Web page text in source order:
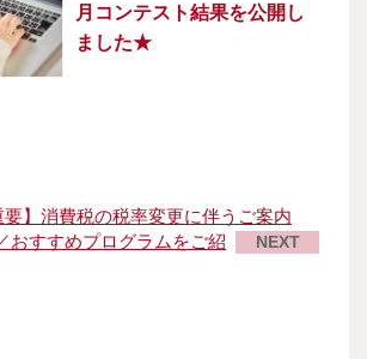
月コンテスト結果を公開し
ました★
要】消費税の税率変更に伴うご案内
おすすめプログラムをご紹
NEXT